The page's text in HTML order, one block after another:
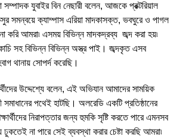
যুবাইর বিন নেছারী বলেন, আজকে প্রক্টরিয়াল
সমন্বয়ে ক্যাম্পাস এরিয়া মাদকাসক্ত, ভবঘুরে ও পাগল
করি আমরা৷ এসময় বিভিন্ন মাদকদ্রব্য জব্দ করা হয়৷
সহ বিভিন্ন বিভিন্ন অস্ত্র পাই। জব্দকৃত এসব
থানায় সোপর্দ করেছি।
উদ্দেশ্যে বলেন, এই অভিযান আমাদের সাময়িক
সমাধানের পথেই হাটছি। অলরেডি একটি প্রতিষ্ঠানের
নিরাপত্তার জন্য হুমকি সৃষ্টি করতে পারে এমনসব
ঢুকতেই না পারে সেই ব্যবস্থা করার চেষ্টা করছি আমরা৷